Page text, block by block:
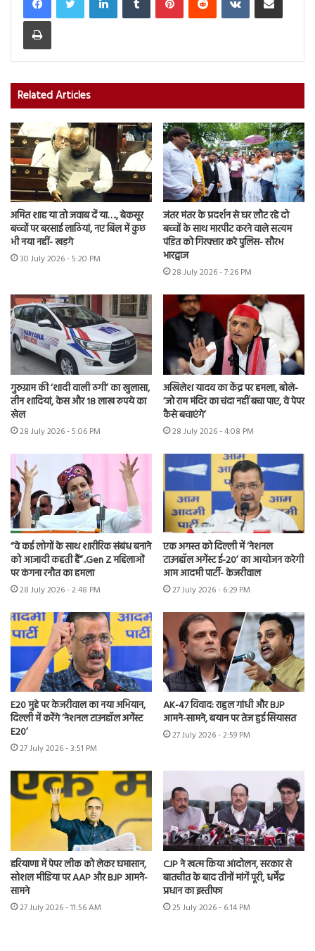
Print
Related Articles
अमित शाह या तो जवाब दें या…., बेकसूर
बच्चों पर बरसाई लाठियां, नए बिल में कुछ
भी नया नहीं- खड़गे
30 July 2026 - 5:20 PM
जंतर मंतर के प्रदर्शन से घर लौट रहे दो
बच्चों के साथ मारपीट करने वाले सत्यम
पंडित को गिरफ्तार करे पुलिस- सौरभ
भारद्वाज
28 July 2026 - 7:26 PM
गुरुग्राम की ‘शादी वाली ठगी’ का खुलासा,
तीन शादियां, केस और 18 लाख रुपये का
खेल
28 July 2026 - 5:06 PM
अखिलेश यादव का केंद्र पर हमला, बोले-
‘जो राम मंदिर का चंदा नहीं बचा पाए, वे पेपर
कैसे बचाएंगे’
28 July 2026 - 4:08 PM
“वे कई लोगों के साथ शारीरिक संबंध बनाने
को आजादी कहती हैं”..Gen Z महिलाओं
पर कंगना रनौत का हमला
28 July 2026 - 2:48 PM
एक अगस्त को दिल्ली में ‘नेशनल
टाउनहॉल अगेंस्ट ई-20’ का आयोजन करेगी
आम आदमी पार्टी- केजरीवाल
27 July 2026 - 6:29 PM
E20 मुद्दे पर केजरीवाल का नया अभियान,
दिल्ली में करेंगे ‘नेशनल टाउनहॉल अगेंस्ट
E20’
27 July 2026 - 3:51 PM
AK-47 विवाद: राहुल गांधी और BJP
आमने-सामने, बयान पर तेज हुई सियासत
27 July 2026 - 2:59 PM
हरियाणा में पेपर लीक को लेकर घमासान,
सोशल मीडिया पर AAP और BJP आमने-
सामने
27 July 2026 - 11:56 AM
CJP ने खत्म किया आंदोलन, सरकार से
बातचीत के बाद तीनों मांगें पूरी, धर्मेंद्र
प्रधान का इस्तीफा
25 July 2026 - 6:14 PM